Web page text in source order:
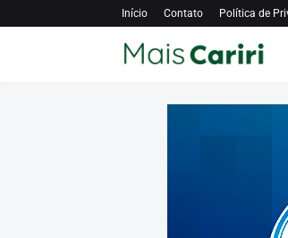
Início Contato Política de